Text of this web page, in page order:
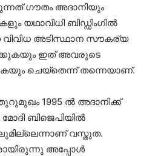
ഗൗതം അദാനിയും
യഥാവിധി ബിഡ്ഡിംഗില്‍
വിവിധ അടിസ്ഥാന സൗകര്യ
ഇത് അവരുടെ
ചെയ്‌തെന്ന് തന്നെയാണ്.
1995 ല്‍ അദാനിക്ക്
ബിജെപിയില്‍
വസ്തുത.
അപ്പോള്‍